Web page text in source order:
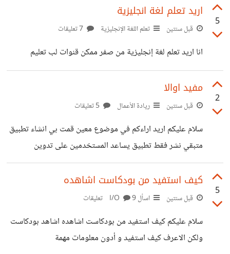
5
اريد تعلم لغة انجليزية
قبل سنتين تعلم اللغة الإنجليزية
انا اريد تعلم لغة إنجليزية من صفر ممكن قنوات لب تعليم
2
مفيد اوالا
قبل سنتين ريادة الأعمال
سلام عليكم اريد اراءكم في موضوع معين قمت بي انشاء تطبيق
متبقي نشر فقط تطبيق يساعد المستخدمين على تدوين
الملاحظات النصية أو الصوتية أثناء الاستماع إلى البودكاست، مع
إمكانية ربط الملاحظات بالطابع الزمني للمقطع الصوتي لسهولة
الوصول إليها لاحقًا.الميزات الرئيسية:تشغيل الصوت:دعم تشغيل
الملاحظات:إمكانية إضافة ملاحظات نصية أو صوتية أثناء تشغيل
المقطع.ربط الملاحظات بالطابع الزمني للمقطع الصوتي.التعرف
5
كيف استفيد من بودكاست اشاهده
قبل سنتين اسأل I/O9 تعليقات
سلام عليكم كيف استفيد من بودكاست اشاهده اشاهد بودكاست
ولكن الاعرف كيف استفيد و أدون معلومات مهمة